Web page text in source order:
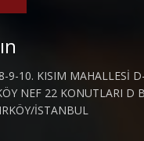
9-10. KISIM MAHALLESİ
NEF 22 KONUTLARI D
İSTANBUL